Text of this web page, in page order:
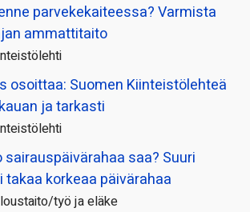
parvekekaiteessa? Varmista
ammattitaito
osoittaa: Suomen Kiinteistölehteä
ja tarkasti
sairauspäivä­rahaa saa? Suuri
takaa korkeaa päivärahaa
työ ja eläke